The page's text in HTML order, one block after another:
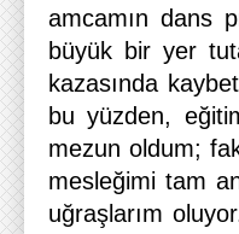
amcamın dans
büyük bir yer
kazasında
bu yüzden,
mezun oldum;
mesleğimi tam
uğraşlarım